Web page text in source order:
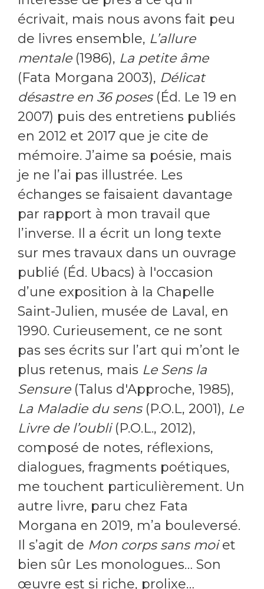
écrivait, mais nous avons fait peu
de livres ensemble, L’allure
mentale (1986), La petite âme
(Fata Morgana 2003), Délicat
désastre en 36 poses(Éd. Le 19 en
2007) puis des entretiens publiés
en 2012 et 2017 que je cite de
mémoire. J’aime sa poésie, mais
je ne l’ai pas illustrée. Les
échanges se faisaient davantage
par rapport à mon travail que
l’inverse. Il a écrit un long texte
sur mes travaux dans un ouvrage
publié (Éd. Ubacs) à l'occasion
d’une exposition à la Chapelle
Saint-Julien, musée de Laval, en
1990. Curieusement, ce ne sont
pas ses écrits sur l’art qui m’ont le
plus retenus, mais Le Sens la
Sensure(Talus d'Approche, 1985),
La Maladie du sens (P.O.L, 2001), Le
Livre de l’oubli (P.O.L., 2012),
composé de notes, réflexions,
dialogues, fragments poétiques,
me touchent particulièrement. Un
autre livre, paru chez Fata
Morgana en 2019, m’a bouleversé.
Il s’agit de Mon corps sans moiet
bien sûr Les monologues… Son
œuvre est si riche, prolixe…